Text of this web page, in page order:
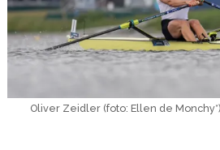
Oliver Zeidler (foto: Ellen de